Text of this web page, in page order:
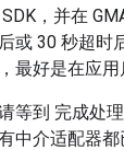
，并在
或 30 秒超时
最好是在应用
等到 完成处
中介适配器都